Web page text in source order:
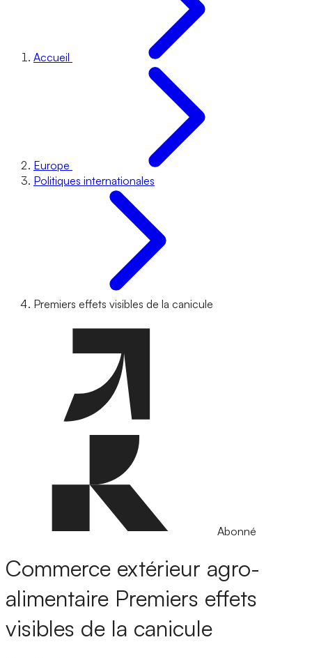
Accueil
Europe
Politiques internationales
Premiers effets visibles de la canicule
Abonné
Commerce extérieur agro-
alimentaire Premiers effets
visibles de la canicule